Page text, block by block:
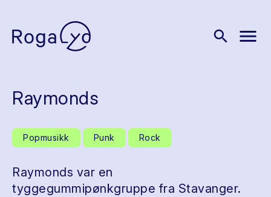
search menu
Raymonds
Popmusikk Punk Rock
Raymonds var en
tyggegummipønkgruppe fra Stavanger.